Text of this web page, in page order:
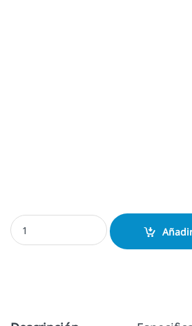
Almohadilla Max Stamp CSI 1050